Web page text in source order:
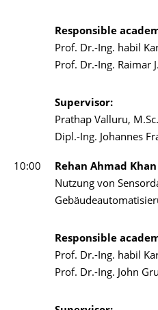
Responsible
Prof. Dr.-Ing. habil
Prof. Dr.-Ing. Raimar
Supervisor:
Prathap Valluru, M.Sc.​
Dipl.-Ing. Johannes
10:00
Rehan Ahmad Khan
Nutzung von
Responsible
Prof. Dr.-Ing. habil
Prof. Dr.-Ing. John